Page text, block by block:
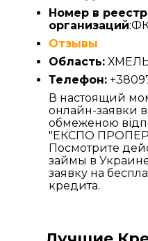
Номер в
организаций
Отзывы
Область:
Телефон:
В настоящий
онлайн-заявки в
обмеженою
"ЕКСПО
Посмотрите
займы в
заявку на
кредита.